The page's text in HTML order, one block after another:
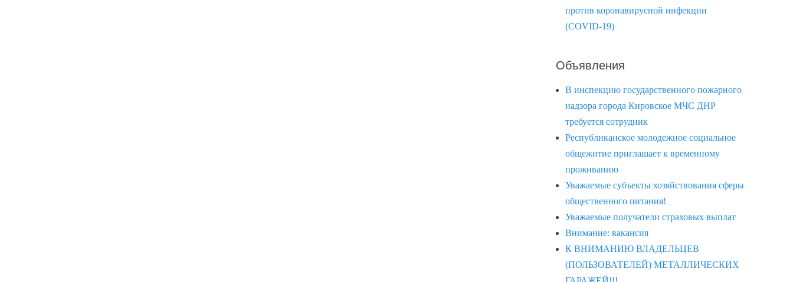
против коронавирусной инфекции
(COVID-19)
Объявления
В инспекцию государственного пожарного
надзора города Кировское МЧС ДНР
требуется сотрудник
Республиканское молодежное социальное
общежитие приглашает к временному
проживанию
Уважаемые субъекты хозяйствования сферы
общественного питания!
Уважаемые получатели страховых выплат
Внимание: вакансия
К ВНИМАНИЮ ВЛАДЕЛЬЦЕВ
(ПОЛЬЗОВАТЕЛЕЙ) МЕТАЛЛИЧЕСКИХ